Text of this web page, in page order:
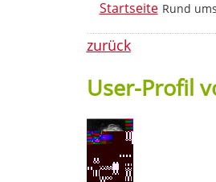
Rund
zurück
User-Profil